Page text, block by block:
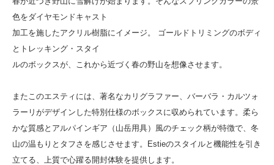
色をダイヤモンドキャスト
加工を施したアクリル樹脂にイメージ。 ゴールドトリミングのボディ
とトレッキング・スタイ
ルのボックスが、これから近づく春の野山を想像させます。
またこのエスティには、著名なカリグラファー、バーバラ・カルツォ
ラーリがデザインした特別仕様のボックスに収められています。柔ら
かな質感とアルパインギア（山岳用具）風のチェック柄が特徴で、冬
山の温もりとタフさを感じさせます。Estieのスタイルと機能性を引き
立てる、上質で心躍る開封体験を提供します。